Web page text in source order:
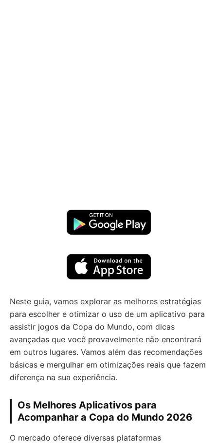
Neste guia, vamos explorar as melhores estratégias
para escolher e otimizar o uso de um aplicativo para
assistir jogos da Copa do Mundo, com dicas
avançadas que você provavelmente não encontrará
em outros lugares. Vamos além das recomendações
básicas e mergulhar em otimizações reais que fazem
diferença na sua experiência.
Os Melhores Aplicativos para
Acompanhar a Copa do Mundo 2026
O mercado oferece diversas plataformas